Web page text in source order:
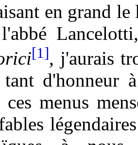
en grand
[1], j'aurais
tant d'honneur
ces menus